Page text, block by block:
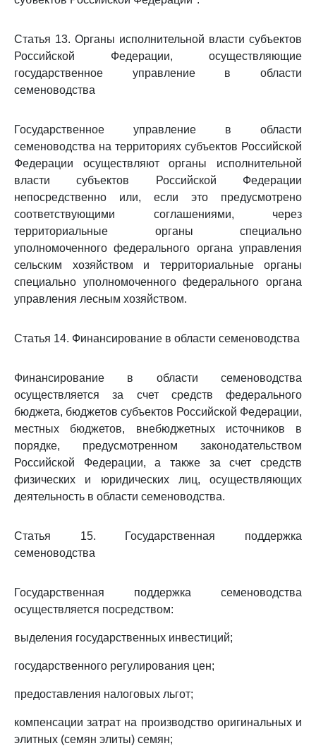
Статья 13. Органы исполнительной власти субъектов
Российской Федерации, осуществляющие
государственное управление в области
семеноводства
Государственное управление в области
семеноводства на территориях субъектов Российской
Федерации осуществляют органы исполнительной
власти субъектов Российской Федерации
непосредственно или, если это предусмотрено
соответствующими соглашениями, через
территориальные органы специально
уполномоченного федерального органа управления
сельским хозяйством и территориальные органы
специально уполномоченного федерального органа
управления лесным хозяйством.
Статья 14. Финансирование в области семеноводства
Финансирование в области семеноводства
осуществляется за счет средств федерального
бюджета, бюджетов субъектов Российской Федерации,
местных бюджетов, внебюджетных источников в
порядке, предусмотренном законодательством
Российской Федерации, а также за счет средств
физических и юридических лиц, осуществляющих
деятельность в области семеноводства.
Статья 15. Государственная поддержка
семеноводства
Государственная поддержка семеноводства
осуществляется посредством:
выделения государственных инвестиций;
государственного регулирования цен;
предоставления налоговых льгот;
компенсации затрат на производство оригинальных и
элитных (семян элиты) семян;